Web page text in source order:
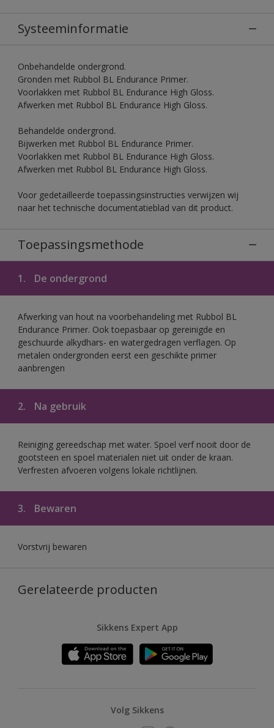
Systeeminformatie
Onbehandelde ondergrond.
Gronden met Rubbol BL Endurance Primer.
Voorlakken met Rubbol BL Endurance High Gloss.
Afwerken met Rubbol BL Endurance High Gloss.
Behandelde ondergrond.
Bijwerken met Rubbol BL Endurance Primer.
Voorlakken met Rubbol BL Endurance High Gloss.
Afwerken met Rubbol BL Endurance High Gloss.
Voor gedetailleerde toepassingsinstructies verwijzen wij
naar het technische documentatieblad van dit product.
Toepassingsmethode
1. De ondergrond
Afwerking van hout na voorbehandeling met Rubbol BL
Endurance Primer. Ook toepasbaar op gereinigde en
geschuurde alkydhars- en watergedragen verflagen. Op
metalen ondergronden eerst een geschikte primer
aanbrengen
2. Na gebruik
Reiniging gereedschap met water. Spoel verf nooit door de
gootsteen en spoel materialen niet uit onder de kraan.
Verfresten afvoeren volgens lokale richtlijnen.
3. Bewaren
Vorstvrij bewaren
Gerelateerde producten
Sikkens Expert App
Volg Sikkens